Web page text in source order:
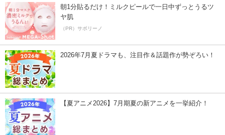
朝1分貼るだけ！ミルクピールで一日中ずっとうるツ
ヤ肌
（PR）サボリーノ
2026年7月夏ドラマも、注目作＆話題作が勢ぞろい！
【夏アニメ2026】7月期夏の新アニメを一挙紹介！